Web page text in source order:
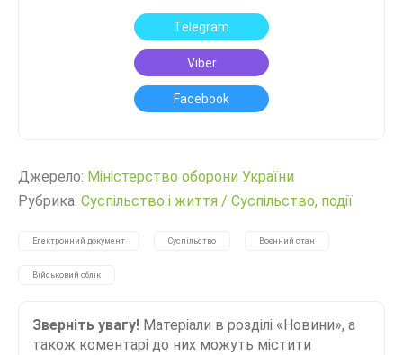
Telegram
Viber
Facebook
Джерело: Міністерство оборони України
Рубрика: Суспільство і життя / Суспільство, події
Електронний документ Суспільство Воєнний стан
Військовий облік
Зверніть увагу! Матеріали в розділі «Новини», а
також коментарі до них можуть містити